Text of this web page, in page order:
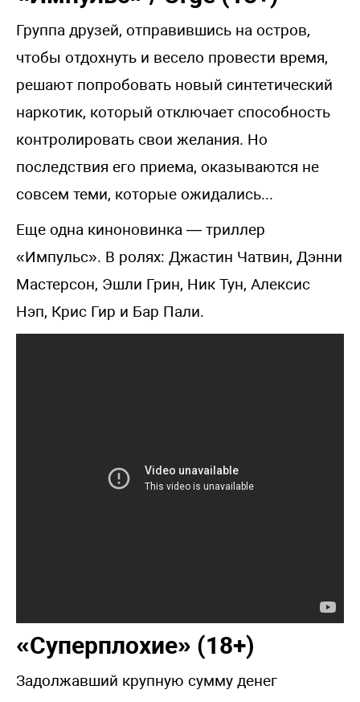
Группа друзей, отправившись на остров,
чтобы отдохнуть и весело провести время,
решают попробовать новый синтетический
наркотик, который отключает способность
контролировать свои желания. Но
последствия его приема, оказываются не
совсем теми, которые ожидались...
Еще одна киноновинка — триллер
«Импульс». В ролях: Джастин Чатвин, Дэнни
Мастерсон, Эшли Грин, Ник Тун, Алексис
Нэп, Крис Гир и Бар Пали.
«Суперплохие» (18+)
Задолжавший крупную сумму денег